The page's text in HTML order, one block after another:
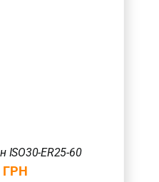
ISO30-ER25-60
ГРН